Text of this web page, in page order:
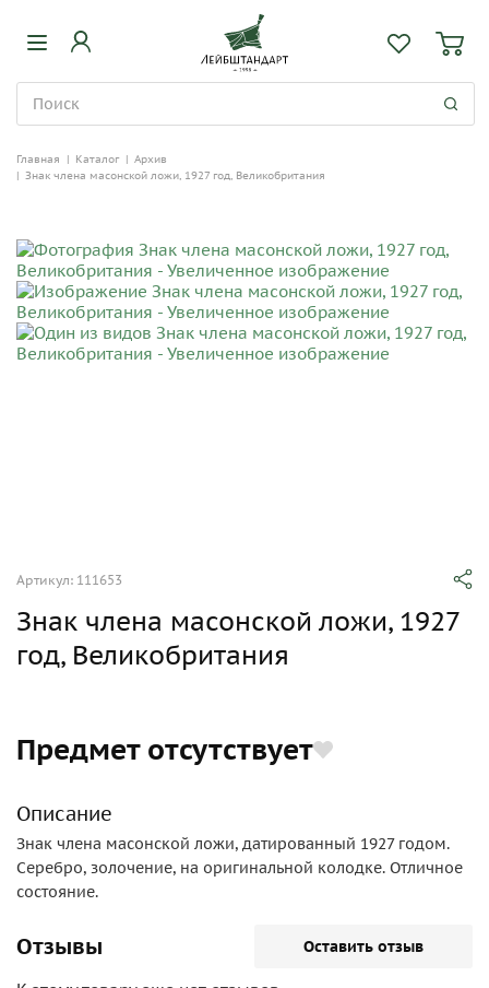
Главная | Каталог | Архив
| Знак члена масонской ложи, 1927 год, Великобритания
Артикул: 111653
Знак члена масонской ложи, 1927
год, Великобритания
Предмет отсутствует
Описание
Знак члена масонской ложи, датированный 1927 годом.
Серебро, золочение, на оригинальной колодке. Отличное
состояние.
Отзывы Оставить отзыв